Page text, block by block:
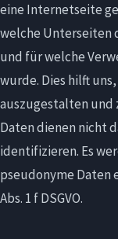
eine Internetseite
welche Unterseiten
und für welche
wurde. Dies hilft
auszugestalten und
Daten dienen nicht
identifizieren. Es
pseudonyme Daten
Abs. 1 f DSGVO.